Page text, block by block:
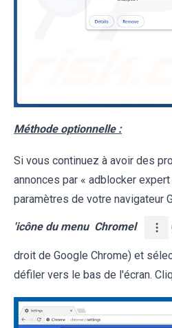
Méthode optionnelle :
Si vous continuez à avoir des
annonces par « adblocker
paramètres de votre navigateur
'icône du menu Chromel
droit de Google Chrome) et
défiler vers le bas de l'écran.